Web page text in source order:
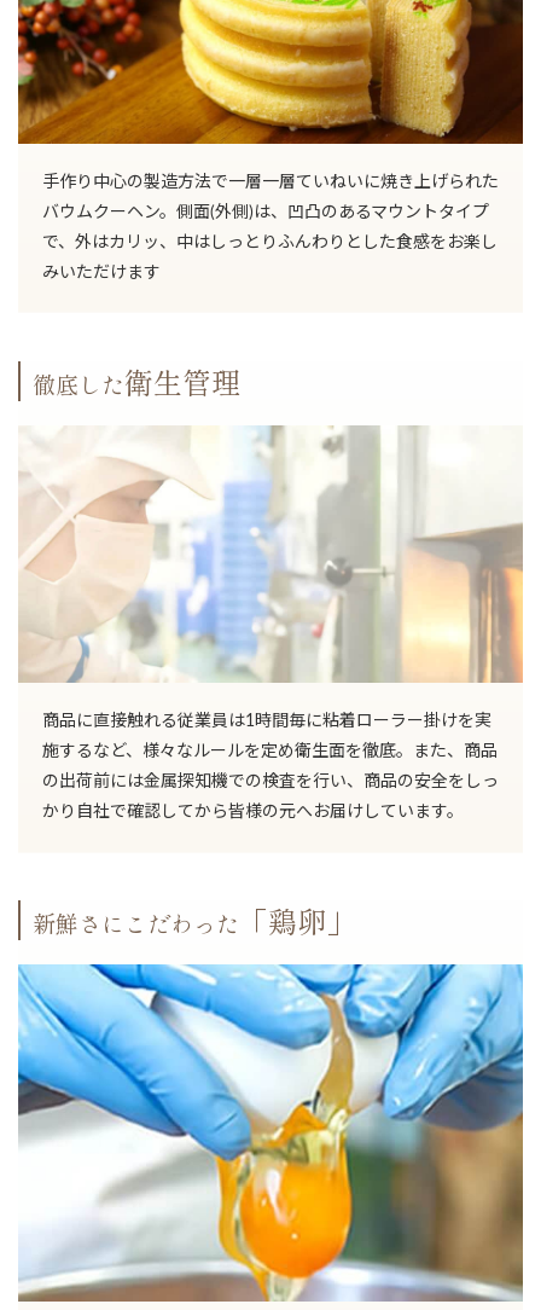
手作り中心の製造方法で一層一層ていねいに焼き上げられた
バウムクーヘン。側面(外側)は、凹凸のあるマウントタイプ
で、外はカリッ、中はしっとりふんわりとした食感をお楽し
みいただけます
徹底した衛生管理
商品に直接触れる従業員は1時間毎に粘着ローラー掛けを実
施するなど、様々なルールを定め衛生面を徹底。また、商品
の出荷前には金属探知機での検査を行い、商品の安全をしっ
かり自社で確認してから皆様の元へお届けしています。
新鮮さにこだわった 「鶏卵」